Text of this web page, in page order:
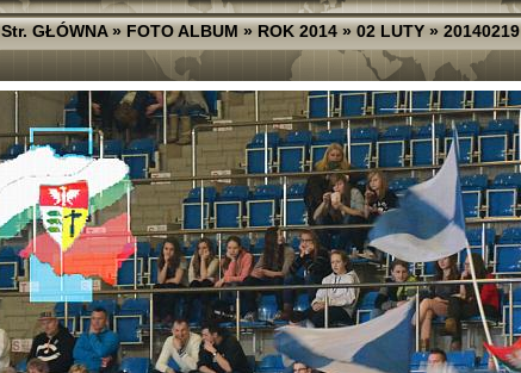
Str. GŁÓWNA»FOTO ALBUM»ROK 2014»02 LUTY»20140219